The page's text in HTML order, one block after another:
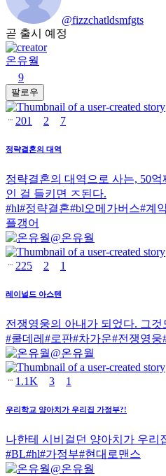
@fizzchatldsmfgts
곧 출시 예정
온유월
9
팔로우
201 2 7
정략결혼의 대역
정략결혼의 대역으로 사는, 50
인 걸 들키면 ㅈ된다.
#hl#정략결혼#bl오메가버스#계
플갱어
@온유월
225 2 1
레이널드 아스텐
전쟁영웅의 아내가 되었다. 그것
#쿨데레 #로판#차가운#전쟁영웅
@온유월
1.1K 3 1
우리학교 양아치가 우리집 가정부?!
나한테 시비걸던 양아치가 우리
#BL#hl#가정부#현대로맨스
@온유월